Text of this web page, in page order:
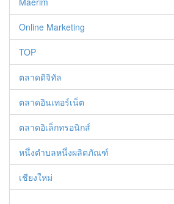
Online Marketing
TOP
ตลาดดิจิทัล
ตลาดอินเทอร์เน็ต
ตลาดอิเล็กทรอนิกส์
หนึ่งตำบลหนึ่งผลิตภัณฑ์
เชียงใหม่